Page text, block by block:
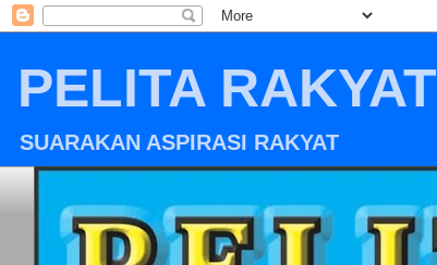
PELITA RAKYAT
SUARAKAN ASPIRASI RAKYAT